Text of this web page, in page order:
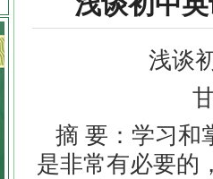
浅谈
摘 要：学习和
是非常有必要的